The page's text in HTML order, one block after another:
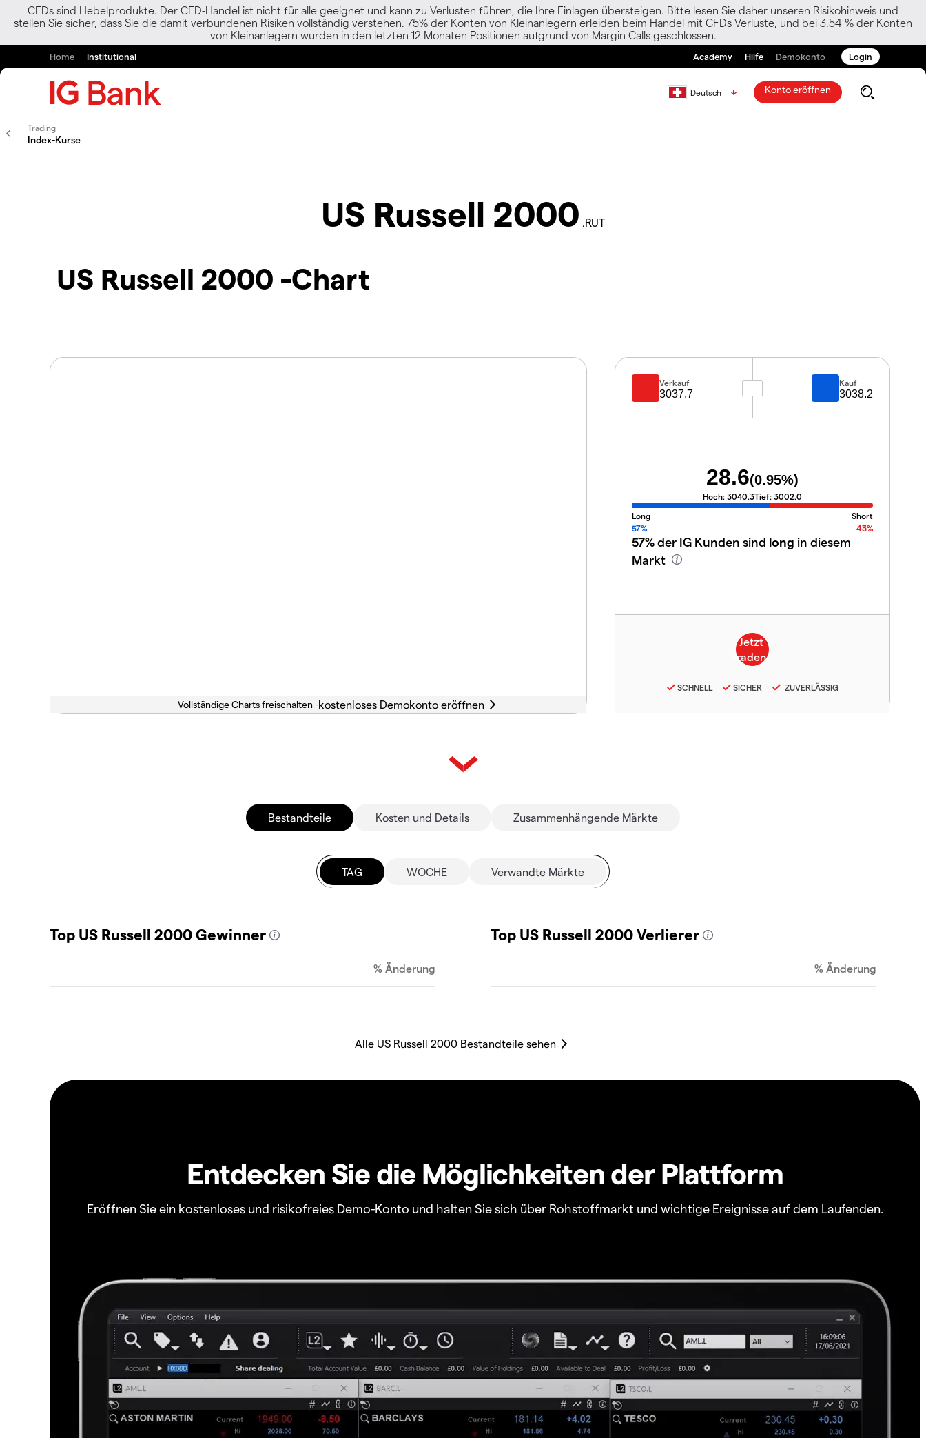
CFDs sind Hebelprodukte. Der CFD-Handel ist nicht für alle geeignet und kann zu Verlusten führen, die Ihre Einlagen übersteigen. Bitte lesen Sie daher unseren Risikohinweis und
stellen Sie sicher, dass Sie die damit verbundenen Risiken vollständig verstehen. 75% der Konten von Kleinanlegern erleiden beim Handel mit CFDs Verluste, und bei 3.54 % der Konten
von Kleinanlegern wurden in den letzten 12 Monaten Positionen aufgrund von Margin Calls geschlossen.
Home Institutional Academy Hilfe Demokonto Login
Deutsch Konto eröffnen
Trading
Index-Kurse
US Russell 2000 .RUT
US Russell 2000 -Chart
Vollständige Charts freischalten -
Verkauf
3037.7
Kauf
3038.2
28.6(0.95%)
Hoch: 3040.3Tief: 3002.0
Long
Short
57%
43%
57%der IG Kunden sind long in diesem
Markt
SCHNELL SICHER ZUVERLÄSSIG
Bestandteile Kosten und Details Zusammenhängende Märkte
TAG WOCHE Verwandte Märkte
Top US Russell 2000 Gewinner Top US Russell 2000 Verlierer
% Änderung % Änderung
Entdecken Sie die Möglichkeiten der Plattform
Eröffnen Sie ein kostenloses und risikofreies Demo-Konto und halten Sie sich über Rohstoffmarkt und wichtige Ereignisse auf dem Laufenden.